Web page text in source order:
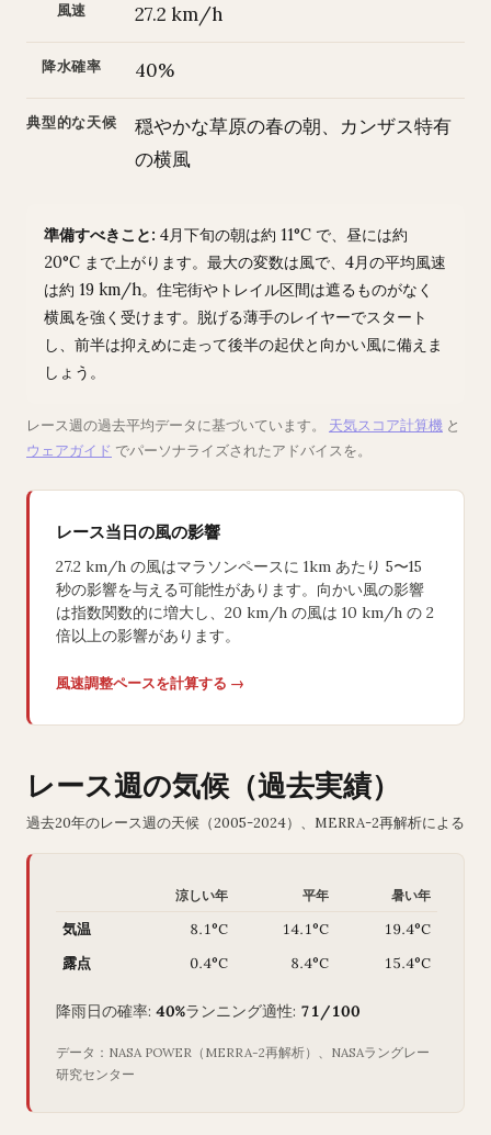
風速 27.2 km/h
降水確率 40%
典型的な天候
穏やかな草原の春の朝、カンザス特有
の横風
準備すべきこと: 4月下旬の朝は約 11°C で、昼には約
20°C まで上がります。最大の変数は風で、4月の平均風速
は約 19 km/h。住宅街やトレイル区間は遮るものがなく
横風を強く受けます。脱げる薄手のレイヤーでスタート
し、前半は抑えめに走って後半の起伏と向かい風に備えま
しょう。
レース週の過去平均データに基づいています。 天気スコア計算機 と
ウェアガイド でパーソナライズされたアドバイスを。
レース当日の風の影響
27.2 km/h の風はマラソンペースに 1km あたり 5〜15
秒の影響を与える可能性があります。向かい風の影響
は指数関数的に増大し、20 km/h の風は 10 km/h の 2
倍以上の影響があります。
風速調整ペースを計算する →
レース週の気候（過去実績）
過去20年のレース週の天候（2005-2024）、MERRA-2再解析による
涼しい年 平年 暑い年
気温 8.1°C 14.1°C
19.4°C
露点
0.4°C 8.4°C 15.4°C
降雨日の確率: 40%ランニング適性: 71/100
データ：NASA POWER（MERRA-2再解析）、NASAラングレー
研究センター